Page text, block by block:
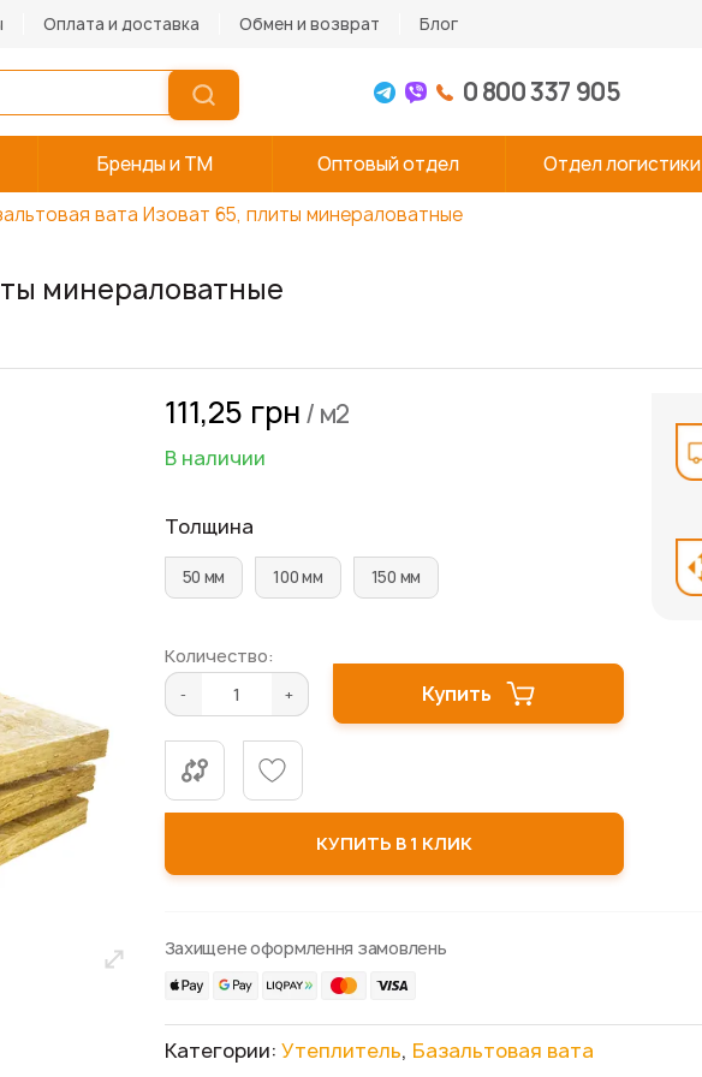
Оплата и доставка Обмен и возврат Блог
0 800 337 905
Бренды и TM Оптовый отдел Отдел логистики
вата Изоват 65, плиты минераловатные
минераловатные
111,25 грн / м2
В наличии
Толщина
50 мм 100 мм 150 мм
Количество:
Купить
КУПИТЬ В 1 КЛИК
Захищене оформлення замовлень
Категории: Утеплитель, Базальтовая вата